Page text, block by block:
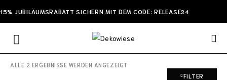
15% JUBILÄUMSRABATT SICHERN MIT DEM CODE: RELEASE24
ALLE 2 ERGEBNISSE WERDEN ANGEZEIGT
FILTER